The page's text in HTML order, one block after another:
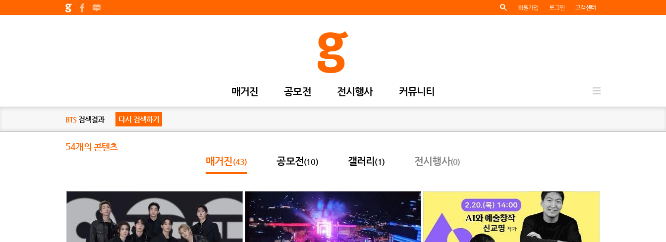
회원가입 로그인 고객센터
매거진 공모전 전시행사 커뮤니티
BTS검색결과 다시 검색하기
54개의 콘텐츠
매거진(43) 공모전(10) 갤러리 (1) 전시행사(0)